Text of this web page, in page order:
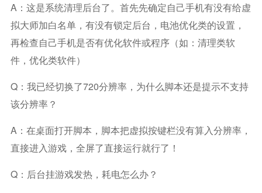
A：这是系统清理后台了。首先先确定自己手机有没有给虚
拟大师加白名单，有没有锁定后台，电池优化类的设置，
再检查自己手机是否有优化软件或程序（如：清理类软
件，优化类软件）
Q：我已经切换了720分辨率，为什么脚本还是提示不支持
该分辨率？
A：在桌面打开脚本，脚本把虚拟按键栏没有算入分辨率，
直接进入游戏，全屏了直接运行就行了！
Q：后台挂游戏发热，耗电怎么办？